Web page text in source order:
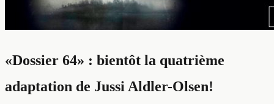
«Dossier 64» : bientôt la quatrième
adaptation de Jussi Aldler-Olsen!